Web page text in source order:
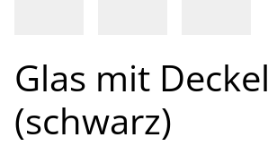
Glas mit Deckel
(schwarz)